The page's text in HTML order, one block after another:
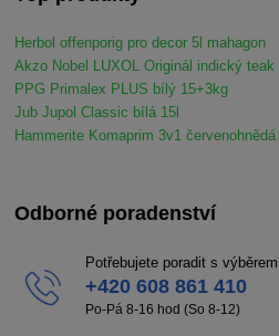
Herbol offenporig pro decor 5l mahagon
Akzo Nobel LUXOL Originál indický teak
PPG Primalex PLUS bílý 15+3kg
Jub Jupol Classic bílá 15l
Hammerite Komaprim 3v1 červenohnědá
Odborné poradenství
Potřebujete poradit s
+420 608 861 410
Po-Pá 8-16 hod (So 8-12)